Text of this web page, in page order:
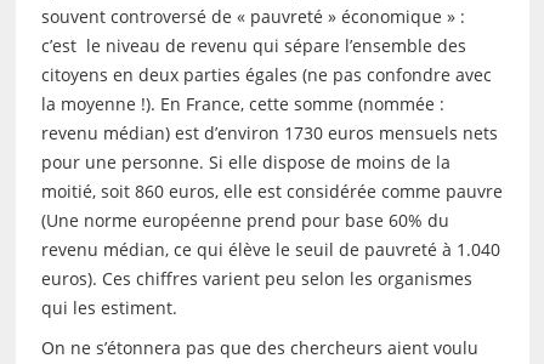
souvent controversé de « pauvreté » économique » :
c’est le niveau de revenu qui sépare l’ensemble des
citoyens en deux parties égales (ne pas confondre avec
la moyenne !). En France, cette somme (nommée :
revenu médian) est d’environ 1730 euros mensuels nets
pour une personne. Si elle dispose de moins de la
moitié, soit 860 euros, elle est considérée comme pauvre
(Une norme européenne prend pour base 60% du
revenu médian, ce qui élève le seuil de pauvreté à 1.040
euros). Ces chiffres varient peu selon les organismes
qui les estiment.
On ne s’étonnera pas que des chercheurs aient voulu